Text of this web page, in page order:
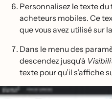
Personnalisez le texte
acheteurs mobiles. Ce
que vous avez utilisé sur
Dans le menu des
descendez jusqu’à
texte pour qu’il s’affiche